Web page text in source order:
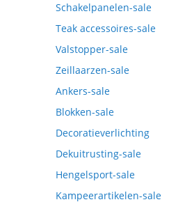
Schakelpanelen-sale
Teak accessoires-sale
Valstopper-sale
Zeillaarzen-sale
Ankers-sale
Blokken-sale
Decoratieverlichting
Dekuitrusting-sale
Hengelsport-sale
Kampeerartikelen-sale